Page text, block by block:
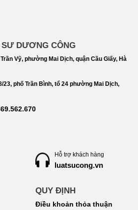
DƯƠNG CÔNG
Vỹ, phường Mai Dịch, quận Cầu Giấy, Hà
23, phố Trần Bình, tổ 24 phường Mai Dịch,
Hỗ trợ khách hàng
luatsucong.vn
QUY ĐỊNH
Điều khoản thỏa thuận